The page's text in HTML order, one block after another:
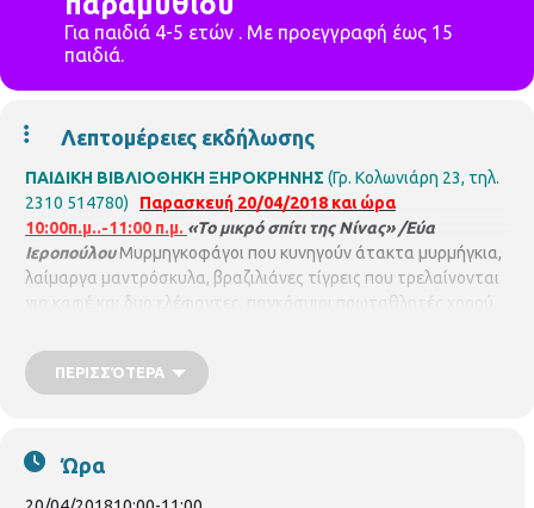
Για παιδιά 4-5 ετών . Με προεγγραφή έως 15
παιδιά.
Λεπτομέρειες εκδήλωσης
ΠΑΙΔΙΚΗ ΒΙΒΛΙΟΘΗΚΗ ΞΗΡΟΚΡΗΝΗΣ (Γρ. Κολωνιάρη 23, τηλ.
2310 514780)
Παρασκευή 20/04/2018 και ώρα
10:00π.μ..-11:00 π.μ. «Το μικρό σπίτι της Νίνας» /Εύα
ΙεροπούλουΜυρμηγκοφάγοι που κυνηγούν άτακτα μυρμήγκια,
λαίμαργα μαντρόσκυλα, βραζιλιάνες τίγρεις που τρελαίνονται
για καφέ και δυο ελέφαντες, παγκόσμιοι πρωταθλητές χορού.
που είναι τόσο, μα τόσο, μικρό....; Αφήγηση και προβολή του
παραμυθιού. Ξενάγηση στο χώρο της Βιβλιοθήκης και
παιδιά.
ΠΕΡΙΣΣΌΤΕΡΑ
Ώρα